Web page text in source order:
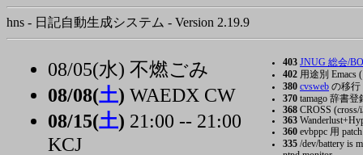
hns - 日記自動生成システム - Version 2.19.9
08/05(水) 不燃ごみ
08/08(土) WAEDX CW
08/15(土) 21:00 -- 21:00
KCJ
403 JNUG 総会/
402 用途別 Emacs
380 cvsweb の移行
370 tamago 辞書登
368 CROSS
363
360 evbppc 用
335 /dev/battery is